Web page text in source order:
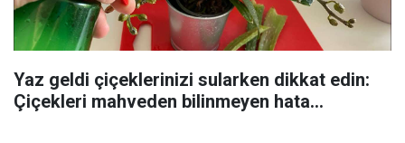
Yaz geldi çiçeklerinizi sularken dikkat edin:
Çiçekleri mahveden bilinmeyen hata...